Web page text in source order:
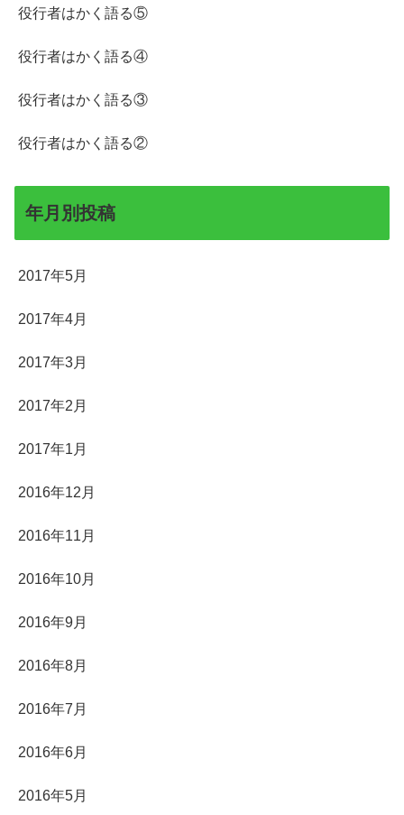
役行者はかく語る⑤
役行者はかく語る④
役行者はかく語る③
役行者はかく語る②
年月別投稿
2017年5月
2017年4月
2017年3月
2017年2月
2017年1月
2016年12月
2016年11月
2016年10月
2016年9月
2016年8月
2016年7月
2016年6月
2016年5月